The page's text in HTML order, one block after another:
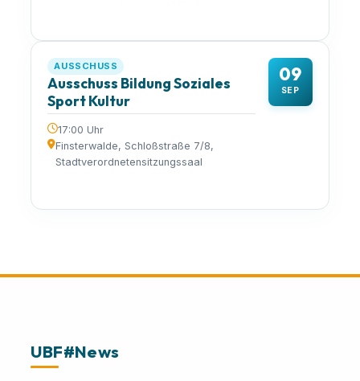
09
SEP
AUSSCHUSS
Ausschuss Bildung Soziales
Sport Kultur
17:00 Uhr
Finsterwalde, Schloßstraße 7/8,
Stadtverordnetensitzungssaal
UBF#News